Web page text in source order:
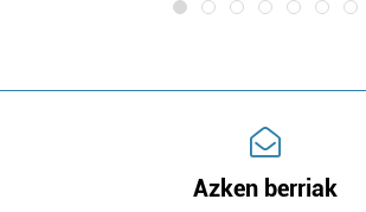
Azken berriak